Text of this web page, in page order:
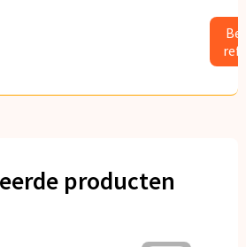
producten